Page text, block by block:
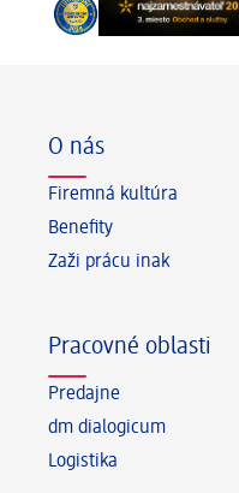
O nás
Firemná kultúra
Benefity
Zaži prácu inak
Pracovné oblasti
Predajne
dm dialogicum
Logistika